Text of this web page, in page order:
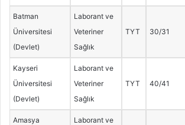
Batman
Üniversitesi
(Devlet)
Laborant ve
Veteriner
Sağlık
TYT 30/31
Kayseri
Üniversitesi
(Devlet)
Laborant ve
Veteriner
Sağlık
TYT 40/41
Amasya
Laborant ve